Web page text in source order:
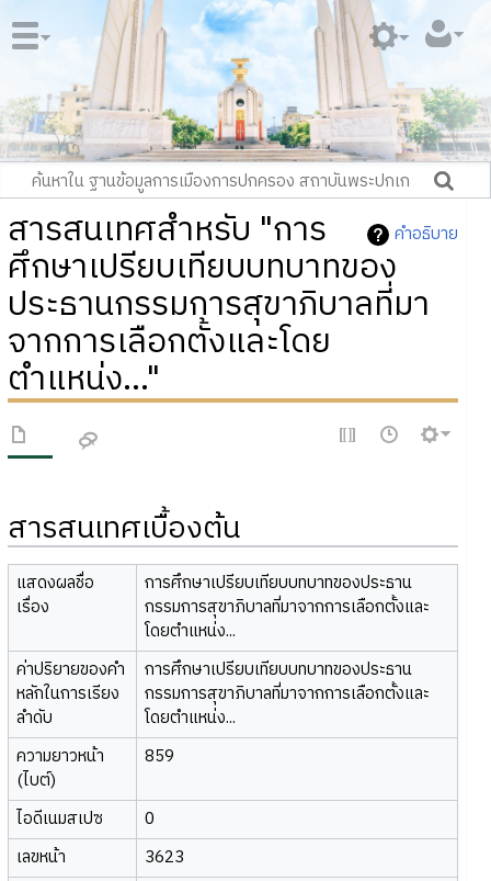
คำอธิบาย
สารสนเทศสำหรับ "การ
ศึกษาเปรียบเทียบบทบาทของ
ประธานกรรมการสุขาภิบาลที่มา
จากการเลือกตั้งและโดย
ตำแหน่ง..."
สารสนเทศเบื้องต้น
แสดงผลชื่อ
เรื่อง
การศึกษาเปรียบเทียบบทบาทของประธาน
กรรมการสุขาภิบาลที่มาจากการเลือกตั้งและ
โดยตำแหน่ง...
ค่าปริยายของคำ
หลักในการเรียง
ลำดับ
การศึกษาเปรียบเทียบบทบาทของประธาน
กรรมการสุขาภิบาลที่มาจากการเลือกตั้งและ
โดยตำแหน่ง...
ความยาวหน้า
(ไบต์)
859
ไอดีเนมสเปซ
0
เลขหน้า
3623